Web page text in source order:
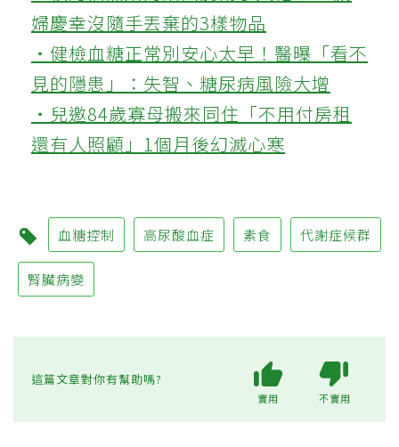
婦慶幸沒隨手丟棄的3樣物品
‧健檢血糖正常別安心太早！醫曝「看不
見的隱患」：失智、糖尿病風險大增
‧兒邀84歲寡母搬來同住「不用付房租
還有人照顧」1個月後幻滅心寒
血糖控制 高尿酸血症 素食 代謝症候群
腎臟病變
這篇文章對你有幫助嗎?
實用 不實用